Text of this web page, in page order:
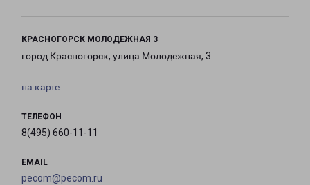
КРАСНОГОРСК МОЛОДЕЖНАЯ 3
город Красногорск, улица Молодежная, 3
на карте
ТЕЛЕФОН
8(495) 660-11-11
EMAIL
pecom@pecom.ru